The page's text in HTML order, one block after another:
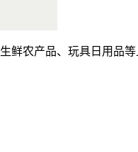
农产品、玩具日用品等